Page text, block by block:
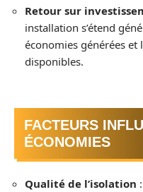
Retour sur
installation s’étend
économies générées et
disponibles.
FACTEURS
ÉCONOMIES
Qualité de l’isolation